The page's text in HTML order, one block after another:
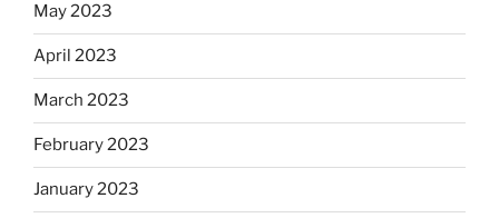
May 2023
April 2023
March 2023
February 2023
January 2023